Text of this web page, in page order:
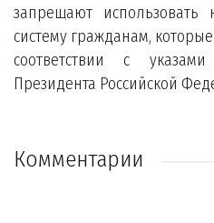
запрещают использовать
систему гражданам,
соответствии с
Президента Российской
Комментарии